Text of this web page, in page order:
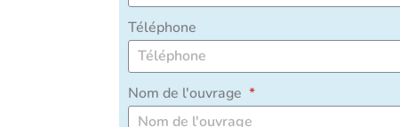
Téléphone
Nom de l'ouvrage